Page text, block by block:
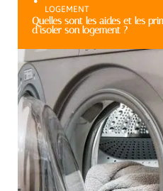
LOGEMENT
Quelles sont les aides et les
d’isoler son logement ?